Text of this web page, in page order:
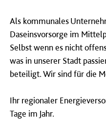
Als kommunales
Daseinsvorsorge im
Selbst wenn es nicht
was in unserer Stadt
beteiligt. Wir sind für die
Ihr regionaler
Tage im Jahr.